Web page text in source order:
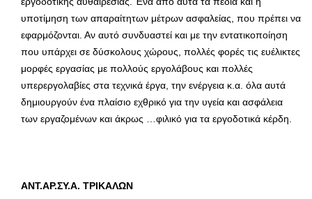
υποτίμηση των απαραίτητων μέτρων ασφαλείας, που πρέπει να
εφαρμόζονται. Αν αυτό συνδυαστεί και με την εντατικοποίηση
που υπάρχει σε δύσκολους χώρους, πολλές φορές τις ευέλικτες
μορφές εργασίας με πολλούς εργολάβους και πολλές
υπερεργολαβίες στα τεχνικά έργα, την ενέργεια κ.α. όλα αυτά
δημιουργούν ένα πλαίσιο εχθρικό για την υγεία και ασφάλεια
των εργαζομένων και άκρως …φιλικό για τα εργοδοτικά κέρδη.
ANT.AΡ.ΣΥ.Α. ΤΡΙΚΑΛΩΝ